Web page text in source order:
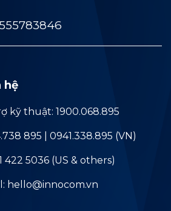
hệ
kỹ thuật: 1900.068.895
895 | 0941.338.895 (VN)
422 5036 (US & others)
hello@innocom.vn